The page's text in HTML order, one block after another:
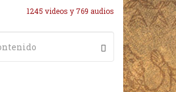
1245 videos y 769 audios